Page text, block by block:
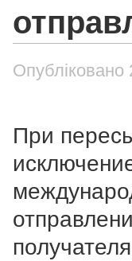
Опубліковано
При